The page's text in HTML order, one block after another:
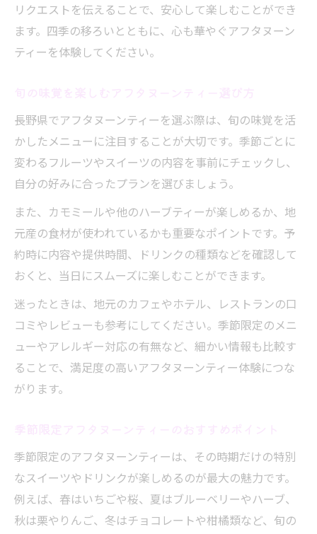
リクエストを伝えることで、安心して楽しむことができ
ます。四季の移ろいとともに、心も華やぐアフタヌーン
ティーを体験してください。
長野県でアフタヌーンティーを選ぶ際は、旬の味覚を活
かしたメニューに注目することが大切です。季節ごとに
変わるフルーツやスイーツの内容を事前にチェックし、
自分の好みに合ったプランを選びましょう。
また、カモミールや他のハーブティーが楽しめるか、地
元産の食材が使われているかも重要なポイントです。予
約時に内容や提供時間、ドリンクの種類などを確認して
おくと、当日にスムーズに楽しむことができます。
迷ったときは、地元のカフェやホテル、レストランの口
コミやレビューも参考にしてください。季節限定のメニ
ューやアレルギー対応の有無など、細かい情報も比較す
ることで、満足度の高いアフタヌーンティー体験につな
がります。
季節限定のアフタヌーンティーは、その時期だけの特別
なスイーツやドリンクが楽しめるのが最大の魅力です。
例えば、春はいちごや桜、夏はブルーベリーやハーブ、
秋は栗やりんご、冬はチョコレートや柑橘類など、旬の